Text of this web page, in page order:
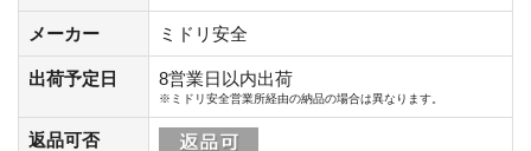
メーカー ミドリ安全
出荷予定日 8営業日以内出荷
※ミドリ安全営業所経由の納品の場合は異なります。
返品可否